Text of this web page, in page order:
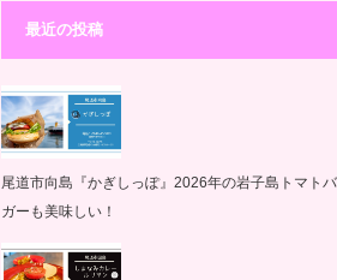
最近の投稿
尾道市向島『かぎしっぽ』2026年の岩子島トマト
ガーも美味しい！